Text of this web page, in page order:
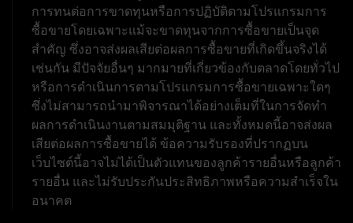
การทนต่อการขาดทุนหรือการปฏิบัติตามโปรแกรมการ
ซื้อขายโดยเฉพาะแม้จะขาดทุนจากการซื้อขายเป็นจุด
สำคัญ ซึ่งอาจส่งผลเสียต่อผลการซื้อขายที่เกิดขึ้นจริงได้
เช่นกัน มีปัจจัยอื่นๆ มากมายที่เกี่ยวข้องกับตลาดโดยทั่วไป
หรือการดำเนินการตามโปรแกรมการซื้อขายเฉพาะใดๆ
ซึ่งไม่สามารถนำมาพิจารณาได้อย่างเต็มที่ในการจัดทำ
ผลการดำเนินงานตามสมมุติฐาน และทั้งหมดนี้อาจส่งผล
เสียต่อผลการซื้อขายได้ ข้อความรับรองที่ปรากฏบน
เว็บไซต์นี้อาจไม่ได้เป็นตัวแทนของลูกค้ารายอื่นหรือลูกค้า
รายอื่น และไม่รับประกันประสิทธิภาพหรือความสำเร็จใน
อนาคต